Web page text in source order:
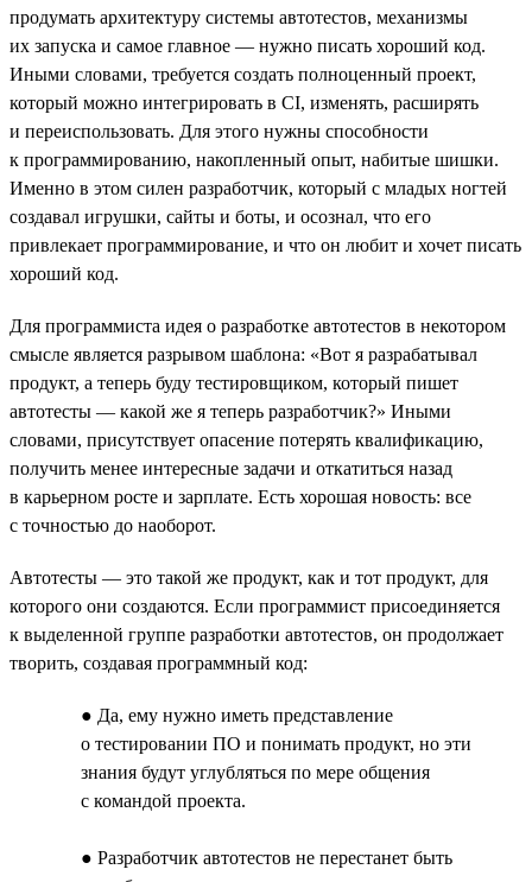
продумать архитектуру системы автотестов, механизмы
их запуска и самое главное — нужно писать хороший код.
Иными словами, требуется создать полноценный проект,
который можно интегрировать в CI, изменять, расширять
и переиспользовать. Для этого нужны способности
к программированию, накопленный опыт, набитые шишки.
Именно в этом силен разработчик, который с младых ногтей
создавал игрушки, сайты и боты, и осознал, что его
привлекает программирование, и что он любит и хочет писать
хороший код.
Для программиста идея о разработке автотестов в некотором
смысле является разрывом шаблона: «Вот я разрабатывал
продукт, а теперь буду тестировщиком, который пишет
автотесты — какой же я теперь разработчик?» Иными
словами, присутствует опасение потерять квалификацию,
получить менее интересные задачи и откатиться назад
в карьерном росте и зарплате. Есть хорошая новость: все
с точностью до наоборот.
Автотесты — это такой же продукт, как и тот продукт, для
которого они создаются. Если программист присоединяется
к выделенной группе разработки автотестов, он продолжает
творить, создавая программный код:
● Да, ему нужно иметь представление
о тестировании ПО и понимать продукт, но эти
знания будут углубляться по мере общения
с командой проекта.
● Разработчик автотестов не перестанет быть